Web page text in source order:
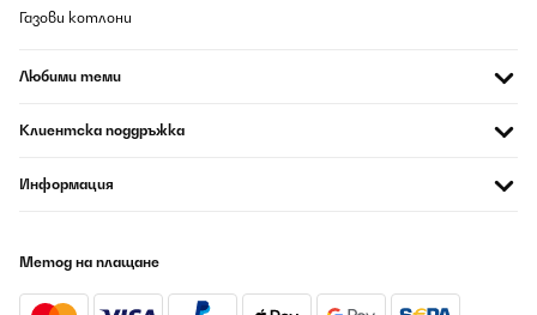
Газови котлони
Любими теми
Клиентска поддръжка
Информация
Метод на плащане